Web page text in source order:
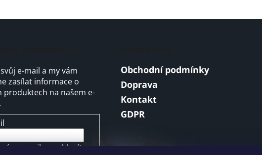
e-mail a my vám
zasílat informace o
produktech na našem e-
e-mailu souhlasíte s
Obchodní podmínky
Doprava
Kontakt
GDPR